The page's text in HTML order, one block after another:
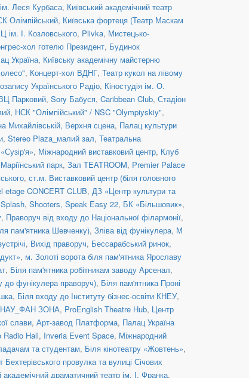
Леся Курбаса, Київський академічний театр
Олімпійський, Київська фортеця (Театр Маскам
ім. І. Козловського, Plivka, Мистецько-
хол готелю Президент, Будинок
Україна, Київську академічну майстерню
, Концерт-хол ВДНГ, Театр кукол на лівому
Українського Радіо, Кіностудія ім. О.
Парковий, Sory Бабуся, Caribbean Club, Стадіон
, НСК "Олімпійський" / NSC "Olympiyskiy",
Михайлівській, Верхня сцена, Палац культури
, Stereo Plaza_малий зал, Театральна
, Міжнародний виставковий центр, Клуб
Маріїнський парк, Зал TEATROOM, Premier Palace
, ст.м. Виставковий центр (біля головного
etage CONCERT CLUB, ДЗ «Центр культури та
, Shooters, Speak Easy 22, БК «Більшовик»,
, Праворуч від входу до Національної філармонії,
пам'ятника Шевченку), Зліва від фунікулера, М
, Вихід праворуч, Бессарабський ринок,
, м. Золоті ворота біля пам'ятника Ярославу
, Біля пам'ятника робітникам заводу Арсенал,
до фунікулера праворуч), Біля пам'ятника Проні
, Біля входу до Інституту бізнес-освіти КНЕУ,
НАУ_ФАН ЗОНА, ProEnglish Theatre Hub, Центр
слави, Арт-завод Платформа, Палац Україна
Radio Hall, Inveria Event Space, Міжнародний
та студентам, Біля кінотеатру «Жовтень»,
Бехтерівського провулка та вулиці Січових
академічний драматичний театр ім. І. Франка,